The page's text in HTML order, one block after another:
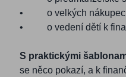
•
o velkých
•
o vedení dětí k
S praktickými
se něco pokazí, a k